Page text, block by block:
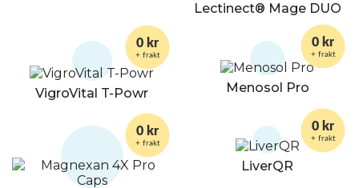
Lectinect® Mage DUO
0 kr
+ frakt
VigroVital T-Powr
0 kr
+ frakt
Menosol Pro
0 kr
+ frakt
0 kr
+ frakt
LiverQR